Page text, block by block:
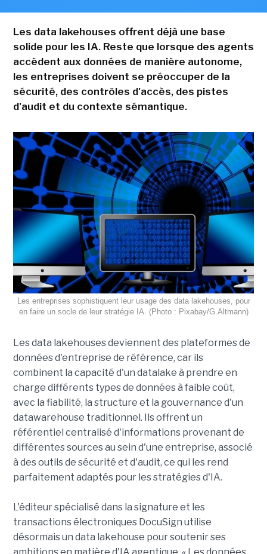
Les data lakehouses offrent déjà une base
solide pour les IA. Reste que lorsque des agents
accèdent aux données de manière autonome,
les entreprises doivent se préoccuper de la
sécurité, des contrôles d'accès, des pistes
d'audit et du contexte sémantique.
Les entreprises sophistiquent leur usage des data lakehouses, pour
en faire un socle de leur stratégie IA. (Photo : Pixabay/G.Altmann)
Les data lakehouses deviennent des plateformes de
données d'entreprise de référence, car ils
combinent la capacité d'un datalake à prendre en
charge différents types de données à faible coût,
avec la fiabilité, la structure et la gouvernance d'un
datawarehouse traditionnel. Ils offrent un
référentiel centralisé d'informations provenant de
différentes sources au sein d'une entreprise, associé
à des outils de sécurité et d'audit, ce qui les rend
parfaitement adaptés pour les stratégies d'IA.
L'éditeur spécialisé dans la signature et les
transactions électroniques DocuSign utilise
désormais un data lakehouse pour soutenir ses